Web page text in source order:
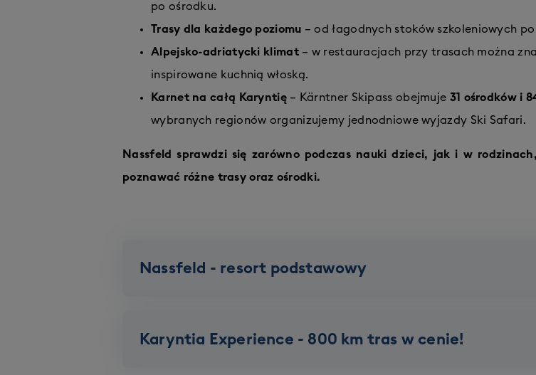
po ośrodku.
Trasy dla każdego poziomu – od łagodnych stoków szkoleniowych
Alpejsko-adriatycki klimat– w restauracjach przy trasach można
inspirowane kuchnią włoską.
Karnet na całą Karyntię– Kärntner Skipass obejmuje 31 ośrodków i
wybranych regionów organizujemy jednodniowe wyjazdy Ski Safari.
Nassfeld sprawdzi się zarówno podczas nauki dzieci, jak i w
poznawać różne trasy oraz ośrodki.
Nassfeld - resort podstawowy
110km tras
Karyntia Experience - 800 km tras w cenie!